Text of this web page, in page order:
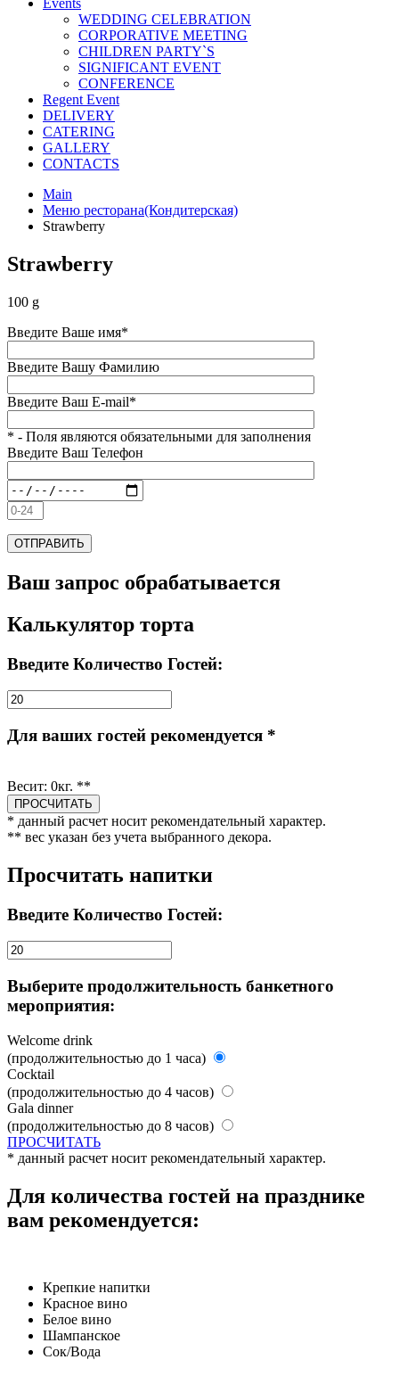
Events
WEDDING CELEBRATION
CORPORATIVE MEETING
CHILDREN PARTY`S
SIGNIFICANT EVENT
CONFERENCE
Regent Event
DELIVERY
CATERING
GALLERY
CONTACTS
Main
Меню ресторана(Кондитерская)
Strawberry
Strawberry
100 g
Введите Ваше имя*
Введите Вашу Фамилию
Введите Ваш E-mail*
* - Поля являются обязательными для заполнения
Введите Ваш Телефон
Ваш запрос обрабатывается
Калькулятор торта
Введите Количество Гостей:
Для ваших гостей рекомендуется *
Весит: 0кг. **
* данный расчет носит рекомендательный характер.
** вес указан без учета выбранного декора.
Просчитать напитки
Введите Количество Гостей:
Выберите продолжительность банкетного
мероприятия:
Welcome drink
(продолжительностью до 1 часа)
Cocktail
(продолжительностью до 4 часов)
Gala dinner
(продолжительностью до 8 часов)
ПРОСЧИТАТЬ
* данный расчет носит рекомендательный характер.
Для количества гостей на празднике
вам рекомендуется:
Крепкие напитки
Красное вино
Белое вино
Шампанское
Сок/Вода